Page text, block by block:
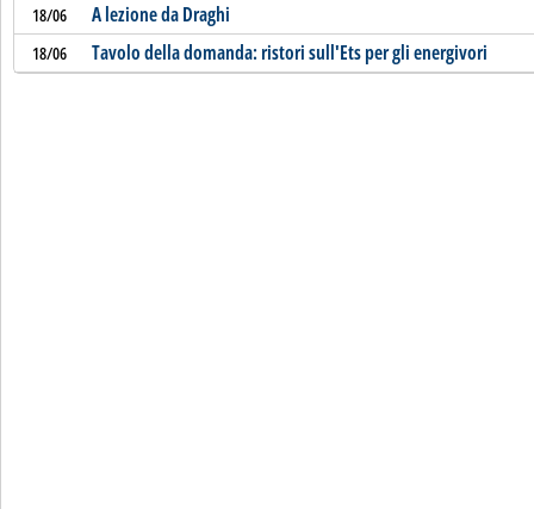
18/06 A lezione da Draghi
18/06 Tavolo della domanda: ristori sull'Ets per gli energivori